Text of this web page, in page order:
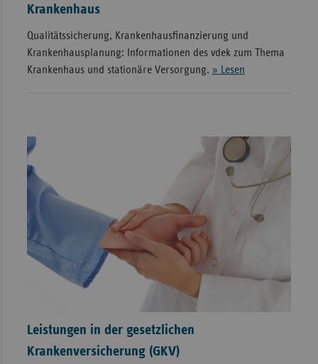
Krankenhaus
Qualitätssicherung, Krankenhausfinanzierung und
Krankenhausplanung: Informationen des vdek zum Thema
Krankenhaus und stationäre Versorgung. » Lesen
Leistungen in der gesetzlichen
Krankenversicherung (GKV)